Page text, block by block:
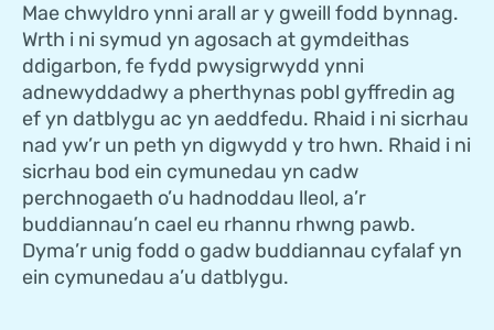
Mae chwyldro ynni arall ar y gweill fodd bynnag.
Wrth i ni symud yn agosach at gymdeithas
ddigarbon, fe fydd pwysigrwydd ynni
adnewyddadwy a pherthynas pobl gyffredin ag
ef yn datblygu ac yn aeddfedu. Rhaid i ni sicrhau
nad yw’r un peth yn digwydd y tro hwn. Rhaid i ni
sicrhau bod ein cymunedau yn cadw
perchnogaeth o’u hadnoddau lleol, a’r
buddiannau’n cael eu rhannu rhwng pawb.
Dyma’r unig fodd o gadw buddiannau cyfalaf yn
ein cymunedau a’u datblygu.